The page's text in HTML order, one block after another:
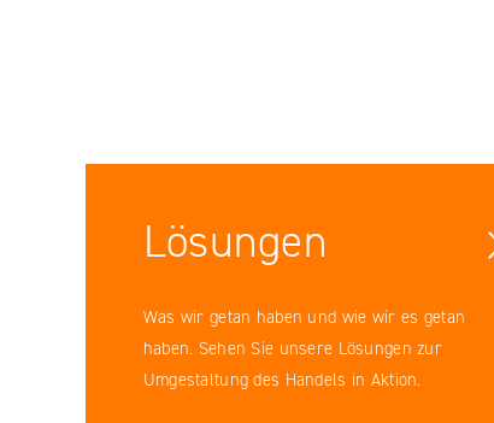
Lösungen
Was wir getan haben und wie wir es getan
haben. Sehen Sie unsere Lösungen zur
Umgestaltung des Handels in Aktion.